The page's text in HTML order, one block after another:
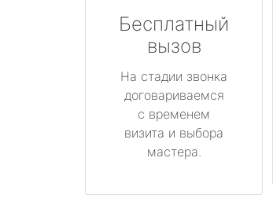
Бесплатный
вызов
На стадии звонка
договариваемся
с временем
визита и выбора
мастера.